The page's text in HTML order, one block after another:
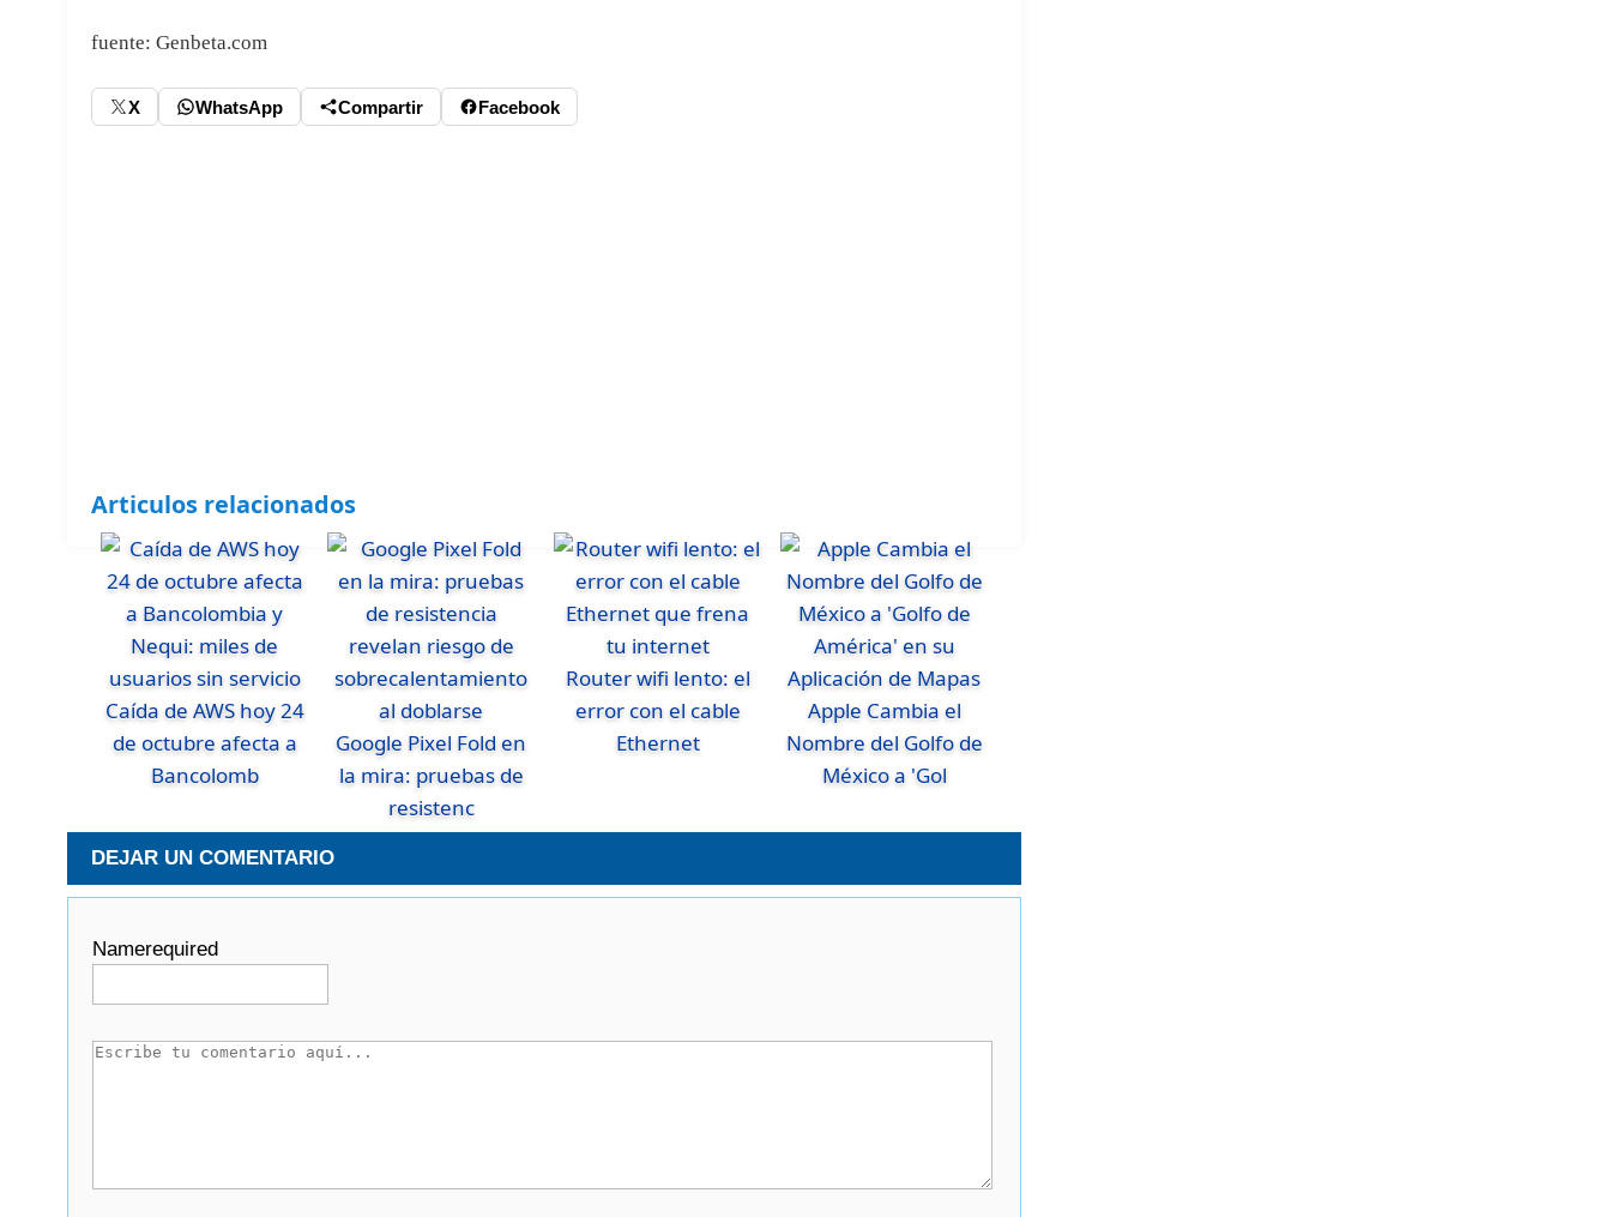
fuente: Genbeta.com
X WhatsApp Compartir Facebook
Articulos relacionados
Caída de AWS hoy 24
de octubre afecta a
Bancolomb
Google Pixel Fold en
la mira: pruebas de
resistenc
Router wifi lento: el
error con el cable
Ethernet
Apple Cambia el
Nombre del Golfo de
México a 'Gol
DEJAR UN COMENTARIO
Namerequired